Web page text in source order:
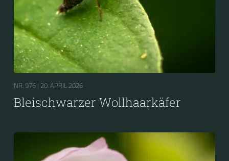
NR. 976 | 20. APRIL 2026
Bleischwarzer Wollhaarkäfer